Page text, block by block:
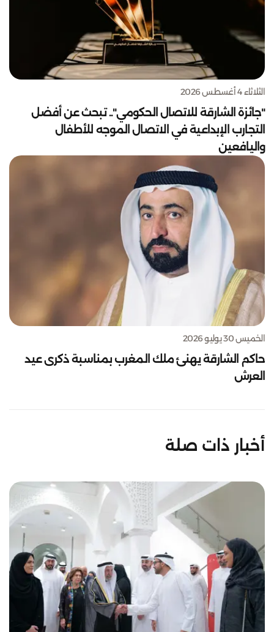
الثلاثاء 4 أغسطس 2026
"جائزة الشارقة للاتصال الحكومي".. تبحث عن أفضل
التجارب الإبداعية في الاتصال الموجه للأطفال
واليافعين
الخميس 30 يوليو 2026
حاكم الشارقة يهنئ ملك المغرب بمناسبة ذكرى عيد
العرش
أخبار ذات صلة